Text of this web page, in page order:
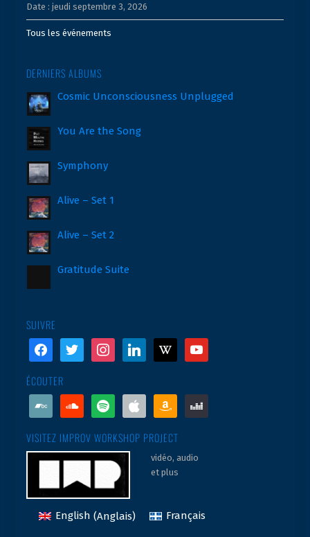
Date : jeudi septembre 3, 2026
Tous les événements
DERNIERS ALBUMS
Cosmic Unconsciousness Unplugged
You Are the Song
Symphony
Alive – Set 1
Alive – Set 2
Gratitude Suite
SUIVRE
facebooktwitter instagramlinkedinwikipediayoutube
ÉCOUTER
bandcampsoundcloud
spotify apple amazondeezer
VISITEZ IMPROV WORKSHOP PROJECT
vidéo, audio
et plus
English (Anglais) Français